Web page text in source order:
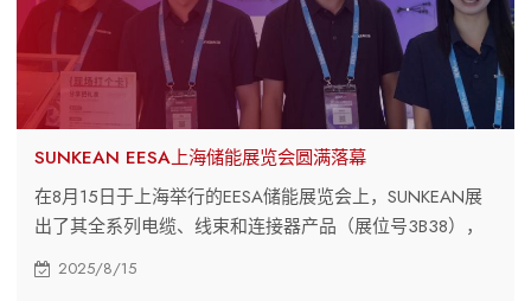
SUNKEAN EESA上海储能展览会圆满落幕
在8月15日于上海举行的EESA储能展览会上，SUNKEAN展
出了其全系列电缆、线束和连接器产品（展位号3B38），
其中包括适用于公用事业/商业系统和住宅应用的高/低压
解决方案。其盲插连接器和获得全面认证的微型逆变器解决
2025/8/15